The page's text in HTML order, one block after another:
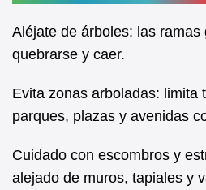
Aléjate de árboles: las ramas
quebrarse y caer.
Evita zonas arboladas: limita
parques, plazas y avenidas
Cuidado con escombros y
alejado de muros, tapiales y